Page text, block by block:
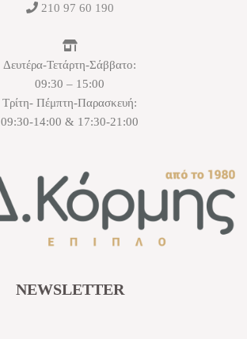
210 97 60 190
Δευτέρα-Τετάρτη-Σάββατο:
09:30 – 15:00
Τρίτη- Πέμπτη-Παρασκευή:
09:30-14:00 & 17:30-21:00
NEWSLETTER